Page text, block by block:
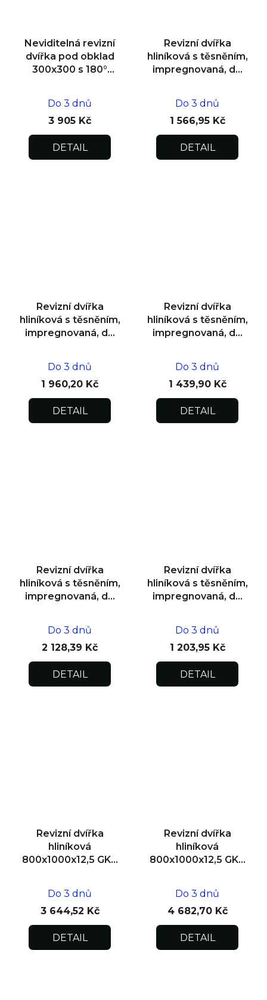
Neviditelná revizní
dvířka pod obklad
300x300 s 180°
Do 3 dnů
3 905 Kč
DETAIL
Revizní dvířka
hliníková s těsněním,
impregnovaná, do
Do 3 dnů
1 566,95 Kč
DETAIL
Revizní dvířka
hliníková s těsněním,
impregnovaná, do
Do 3 dnů
1 960,20 Kč
DETAIL
Revizní dvířka
hliníková s těsněním,
impregnovaná, do
Do 3 dnů
1 439,90 Kč
DETAIL
Revizní dvířka
hliníková s těsněním,
impregnovaná, do
Do 3 dnů
2 128,39 Kč
DETAIL
Revizní dvířka
hliníková s těsněním,
impregnovaná, do
Do 3 dnů
1 203,95 Kč
DETAIL
Revizní dvířka
hliníková
800x1000x12,5 GKB
Do 3 dnů
3 644,52 Kč
DETAIL
Revizní dvířka
hliníková
800x1000x12,5 GKB
Do 3 dnů
4 682,70 Kč
DETAIL